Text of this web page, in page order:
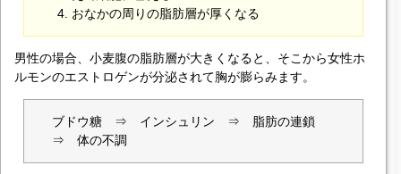
おなかの周りの脂肪層が厚くなる
男性の場合、小麦腹の脂肪層が大きくなると、そこから女性ホ
ルモンのエストロゲンが分泌されて胸が膨らみます。
ブドウ糖 ⇒ インシュリン ⇒ 脂肪の連鎖
⇒ 体の不調